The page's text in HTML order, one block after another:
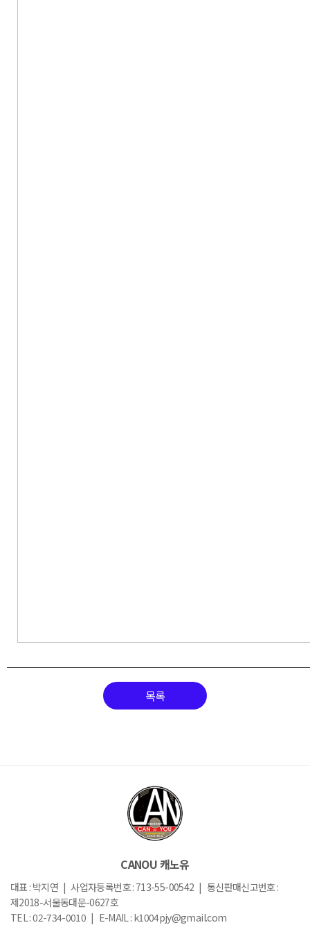
목록
CANOU 캐노유
대표 : 박지연 | 사업자등록번호 : 713-55-00542 | 통신판매신고번호 :
제2018-서울동대문-0627호
TEL : 02-734-0010 | E-MAIL : k1004pjy@gmail.com